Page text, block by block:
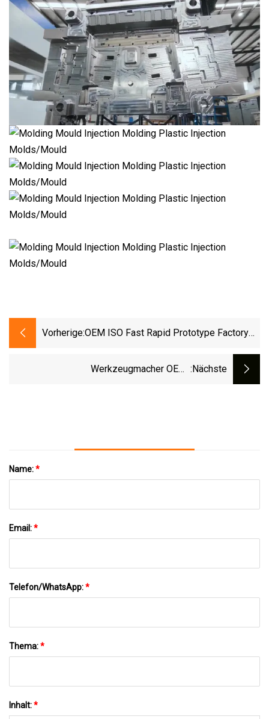
Vorherige:OEM ISO Fast Rapid Prototype Factory
Aluminium-CNC-Bearbeitung
Werkzeugmacher OEM- :nächste
Name:*
Email:*
Telefon/WhatsApp:*
Thema:*
Inhalt:*